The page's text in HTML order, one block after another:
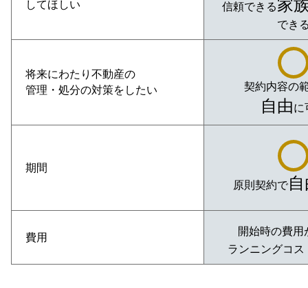
してほしい
信頼できる家
でき
将来にわたり不動産の
管理・処分の対策をしたい
契約内容の
自由に
期間
原則契約で自
費用
開始時の費用
ランニングコス